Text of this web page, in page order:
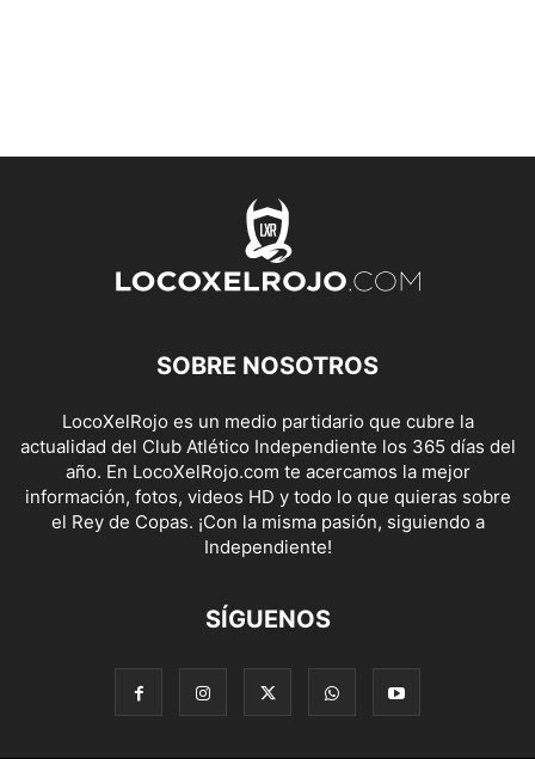
SOBRE NOSOTROS
LocoXelRojo es un medio partidario que cubre la
actualidad del Club Atlético Independiente los 365 días del
año. En LocoXelRojo.com te acercamos la mejor
información, fotos, videos HD y todo lo que quieras sobre
el Rey de Copas. ¡Con la misma pasión, siguiendo a
Independiente!
SÍGUENOS